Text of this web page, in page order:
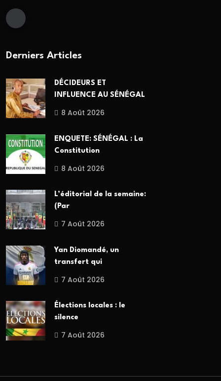
Derniers Articles
DÉCIDEURS ET
INFLUENCE AU SÉNÉGAL
8 Août 2026
ENQUETE: SÉNÉGAL : La
Constitution
8 Août 2026
L’éditorial de la semaine:
(Par
7 Août 2026
Yan Diomandé, un
transfert qui
7 Août 2026
Élections locales : le
silence
7 Août 2026